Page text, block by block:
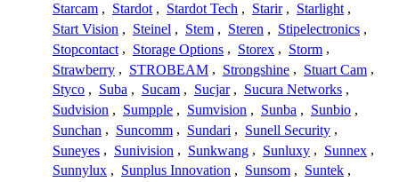
Starcam , Stardot , Stardot Tech , Starir , Starlight ,
Start Vision , Steinel , Stem , Steren , Stipelectronics ,
Stopcontact , Storage Options , Storex , Storm ,
Strawberry , STROBEAM , Strongshine , Stuart Cam ,
Styco , Suba , Sucam , Sucjar , Sucura Networks ,
Sudvision , Sumpple , Sumvision , Sunba , Sunbio ,
Sunchan , Suncomm , Sundari , Sunell Security ,
Suneyes , Sunivision , Sunkwang , Sunluxy , Sunnex ,
Sunnylux , Sunplus Innovation , Sunsom , Suntek ,